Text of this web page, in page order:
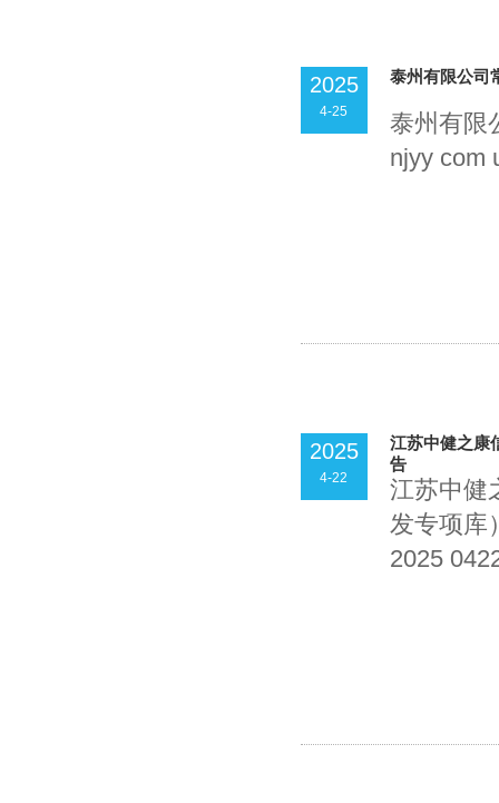
2025
4-25
泰州有限公司
泰州有限
njyy com
2025
4-22
江苏中健之康
告
江苏中健
发专项库
2025